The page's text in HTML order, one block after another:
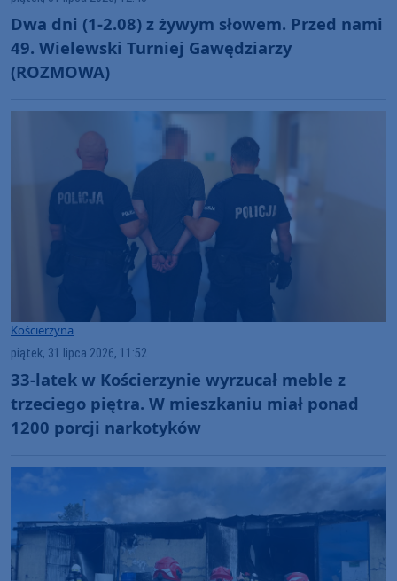
Dwa dni (1-2.08) z żywym słowem. Przed nami
49. Wielewski Turniej Gawędziarzy
(ROZMOWA)
Kościerzyna
piątek, 31 lipca 2026, 11:52
33-latek w Kościerzynie wyrzucał meble z
trzeciego piętra. W mieszkaniu miał ponad
1200 porcji narkotyków